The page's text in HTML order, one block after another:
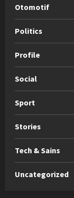
Otomotif
Politics
Profile
Social
Sport
Stories
Tech & Sains
Uncategorized